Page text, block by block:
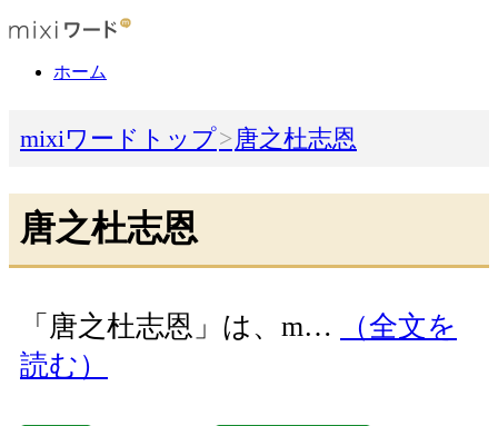
ホーム
mixiワードトップ 唐之杜志恩
唐之杜志恩
「唐之杜志恩」は、m…
（全文を
読む）